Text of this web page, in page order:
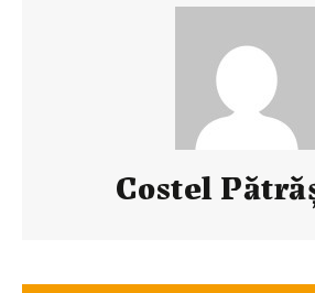
Costel